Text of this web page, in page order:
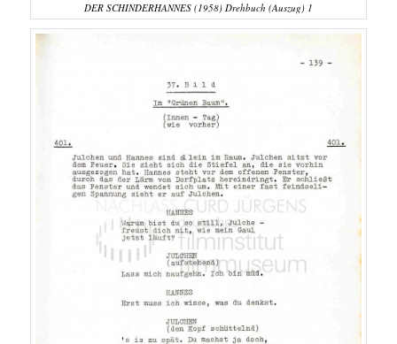
DER SCHINDERHANNES (1958) Drehbuch (Auszug) 1